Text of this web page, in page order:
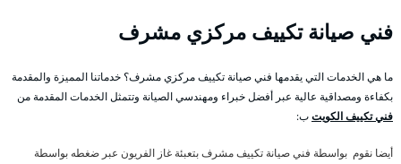
فني صيانة تكييف مركزي مشرف
ما هي الخدمات التي يقدمها فني صيانة تكييف مركزي مشرف؟ خدماتنا المميزة والمقدمة
بكفاءة ومصداقية عالية عبر أفضل خبراء ومهندسي الصيانة وتتمثل الخدمات المقدمة من
فني تكييف الكويتب:
أيضا نقوم بواسطة فني صيانة تكييف مشرف بتعبئة غاز الفريون عبر ضغطه بواسطة